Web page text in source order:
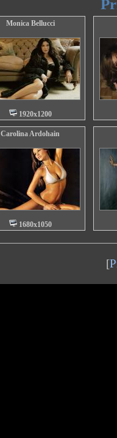
Monica Bellucci
1920x1200
Carolina Ardohain
1680x1050
[